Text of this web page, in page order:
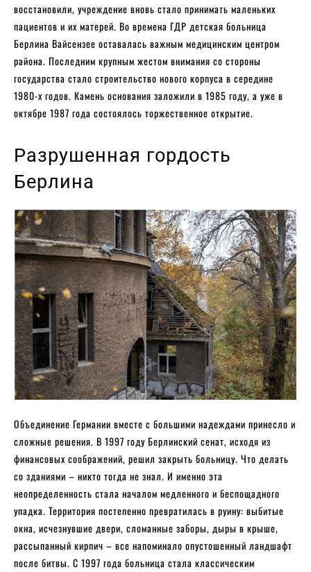
восстановили, учреждение вновь стало принимать маленьких
пациентов и их матерей. Во времена ГДР детская больница
Берлина Вайсензее оставалась важным медицинским центром
района. Последним крупным жестом внимания со стороны
государства стало строительство нового корпуса в середине
1980-х годов. Камень основания заложили в 1985 году, а уже в
октябре 1987 года состоялось торжественное открытие.
Разрушенная гордость
Берлина
Объединение Германии вместе с большими надеждами принесло и
сложные решения. В 1997 году Берлинский сенат, исходя из
финансовых соображений, решил закрыть больницу. Что делать
со зданиями – никто тогда не знал. И именно эта
неопределенность стала началом медленного и беспощадного
упадка. Территория постепенно превратилась в руину: выбитые
окна, исчезнувшие двери, сломанные заборы, дыры в крыше,
рассыпанный кирпич – все напоминало опустошенный ландшафт
после битвы. С 1997 года больница стала классическим